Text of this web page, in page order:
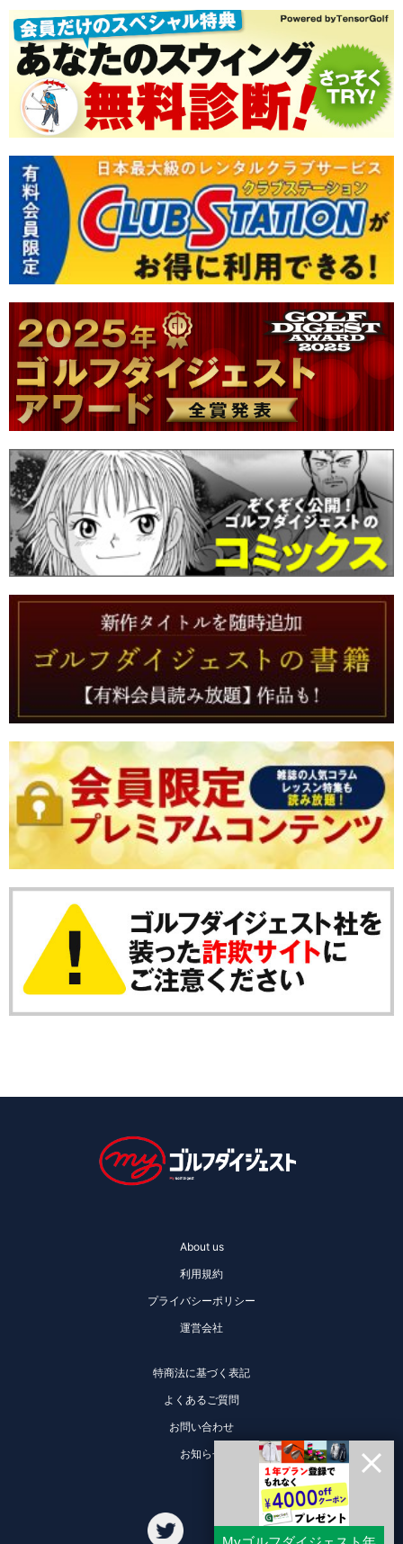
About us
利用規約
プライバシーポリシー
運営会社
特商法に基づく表記
よくあるご質問
お問い合わせ
お知らせ